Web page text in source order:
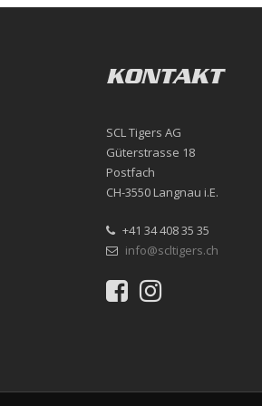
KONTAKT
SCL Tigers AG
Güterstrasse 18
Postfach
CH-3550 Langnau i.E.
+41 34 408 35 35
info@scltigers.ch